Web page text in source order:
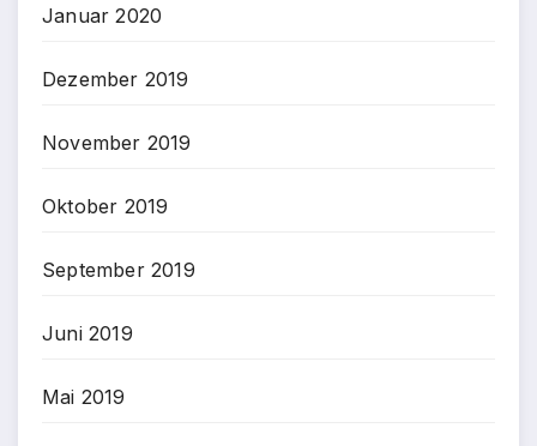
Januar 2020
Dezember 2019
November 2019
Oktober 2019
September 2019
Juni 2019
Mai 2019